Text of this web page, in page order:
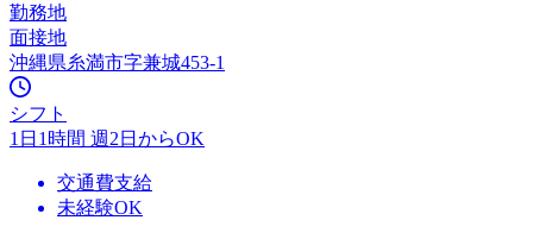
勤務地
面接地
沖縄県糸満市字兼城453-1
シフト
1日1時間 週2日からOK
交通費支給
未経験OK